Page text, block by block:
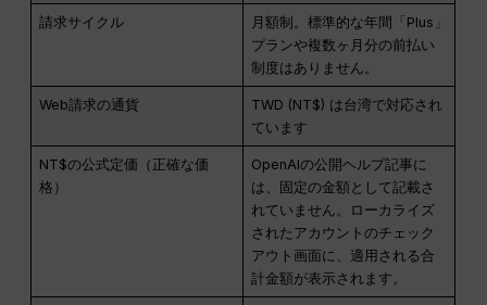
請求サイクル
月額制。標準的な年間「Plus」
プランや複数ヶ月分の前払い
制度はありません。
Web請求の通貨
TWD (NT$) は台湾で対応され
ています
NT$の公式定価（正確な価
格）
OpenAIの公開ヘルプ記事に
は、固定の金額として記載さ
れていません。ローカライズ
されたアカウントのチェック
アウト画面に、適用される合
計金額が表示されます。